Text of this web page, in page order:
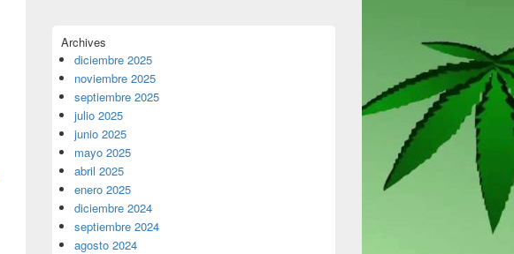
Archives
diciembre 2025
noviembre 2025
septiembre 2025
julio 2025
junio 2025
mayo 2025
abril 2025
enero 2025
diciembre 2024
septiembre 2024
agosto 2024